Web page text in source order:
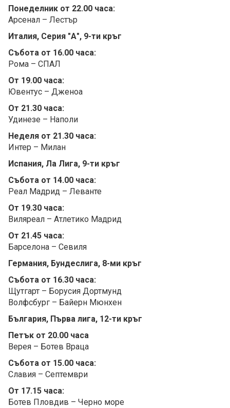
Понеделник от 22.00 часа:
Арсенал – Лестър
Италия, Серия "А", 9-ти кръг
Събота от 16.00 часа:
Рома – СПАЛ
От 19.00 часа:
Ювентус – Дженоа
От 21.30 часа:
Удинезе – Наполи
Неделя от 21.30 часа:
Интер – Милан
Испания, Ла Лига, 9-ти кръг
Събота от 14.00 часа:
Реал Мадрид – Леванте
От 19.30 часа:
Виляреал – Атлетико Мадрид
От 21.45 часа:
Барселона – Севиля
Германия, Бундеслига, 8-ми кръг
Събота от 16.30 часа:
Щутгарт – Борусия Дортмунд
Волфсбург – Байерн Мюнхен
България, Първа лига, 12-ти кръг
Петък от 20.00 часа
Верея – Ботев Враца
Събота от 15.00 часа:
Славия – Септември
От 17.15 часа:
Ботев Пловдив – Черно море